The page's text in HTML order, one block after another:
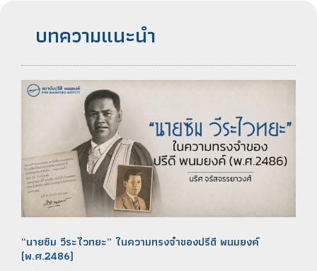
บทความแนะนำ
“นายซิม วีระไวทยะ” ในความทรงจำของปรีดี พนมยงค์
(พ.ศ.2486)